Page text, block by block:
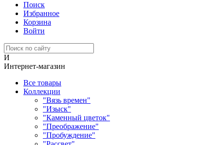
Поиск
Избранное
Корзина
Войти
И
Интернет-магазин
Все товары
Коллекции
"Вязь времен"
"Изыск"
"Каменный цветок"
"Преображение"
"Пробуждение"